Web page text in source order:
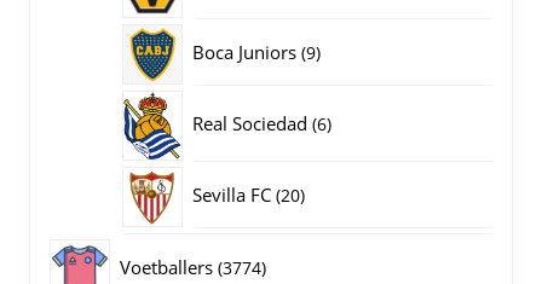
Boca Juniors 99
Real Sociedad 66
Sevilla FC 2020
Voetballers 37743774